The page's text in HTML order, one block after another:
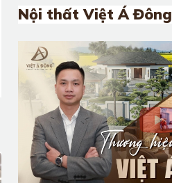
Nội thất Việt Á Đông